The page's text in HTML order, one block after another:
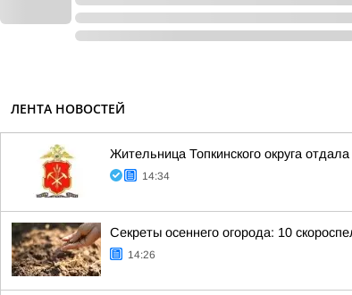
ЛЕНТА НОВОСТЕЙ
Жительница Топкинского округа
14:34
Секреты осеннего огорода: 10
14:26